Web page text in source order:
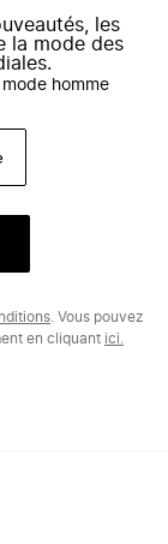
les
la mode des
homme
. Vous pouvez
en cliquant ici.